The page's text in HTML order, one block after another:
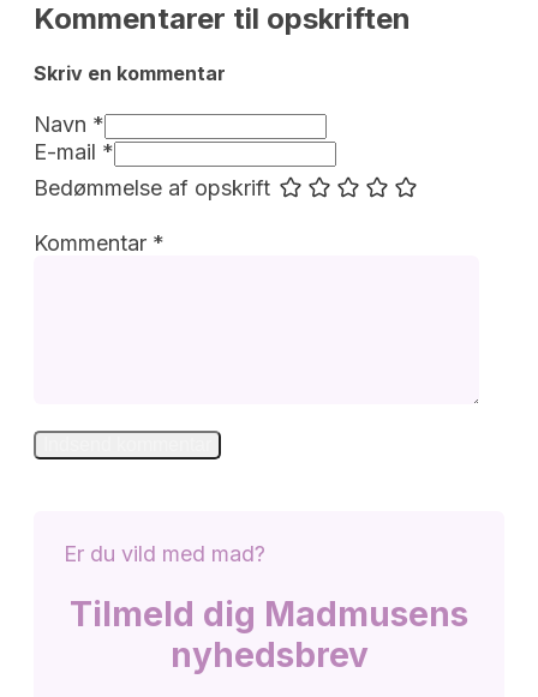
Kommentarer til opskriften
Skriv en kommentar
Navn *
E-mail *
Bedømmelse af opskrift
Kommentar *
Er du vild med mad?
Tilmeld dig Madmusens
nyhedsbrev